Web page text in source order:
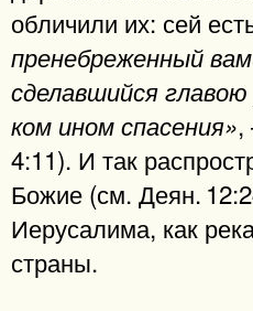
обличили их: сей
пренебреженный
сделавшийся
ком ином спасения»,
4:11). И так
Божие (см. Деян.
Иерусалима, как
страны.